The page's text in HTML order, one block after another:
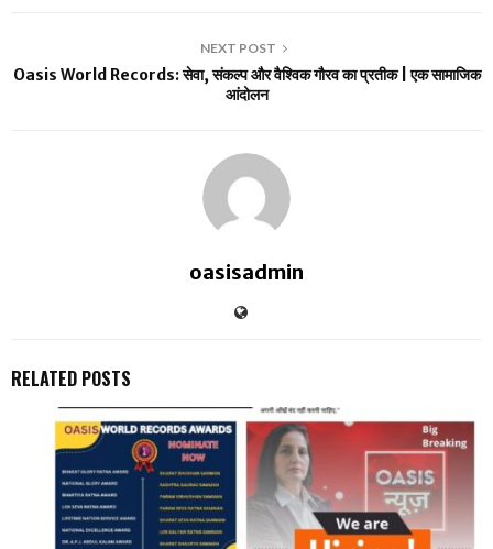
NEXT POST
Oasis World Records: सेवा, संकल्प और वैश्विक गौरव का प्रतीक | एक सामाजिक
आंदोलन
oasisadmin
RELATED POSTS